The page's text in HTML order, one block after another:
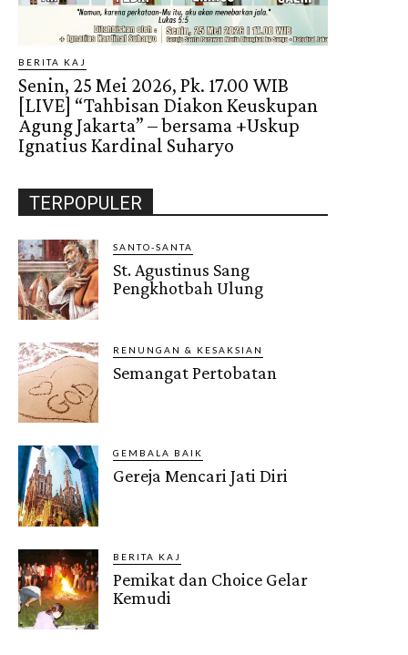
BERITA KAJ
Senin, 25 Mei 2026, Pk. 17.00 WIB
[LIVE] “Tahbisan Diakon Keuskupan
Agung Jakarta” – bersama +Uskup
Ignatius Kardinal Suharyo
TERPOPULER
SANTO-SANTA
St. Agustinus Sang
Pengkhotbah Ulung
RENUNGAN & KESAKSIAN
Semangat Pertobatan
GEMBALA BAIK
Gereja Mencari Jati Diri
BERITA KAJ
Pemikat dan Choice Gelar
Kemudi
Gendis.ID